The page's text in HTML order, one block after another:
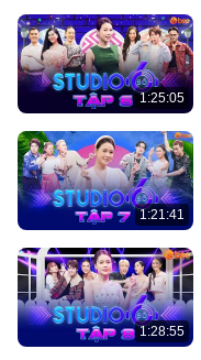
1:25:05
1:21:41
1:28:55